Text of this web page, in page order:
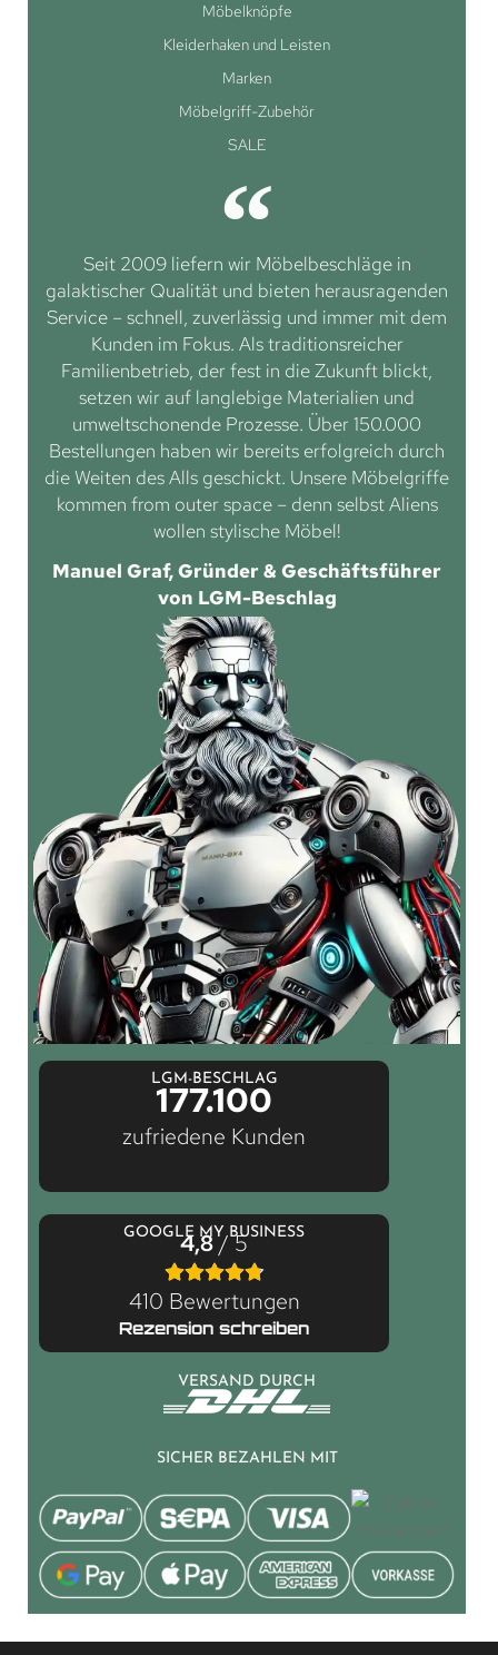
Möbelknöpfe
Kleiderhaken und Leisten
Marken
Möbelgriff-Zubehör
SALE
Seit 2009 liefern wir Möbelbeschläge in
galaktischer Qualität und bieten herausragenden
Service – schnell, zuverlässig und immer mit dem
Kunden im Fokus. Als traditionsreicher
Familienbetrieb, der fest in die Zukunft blickt,
setzen wir auf langlebige Materialien und
umweltschonende Prozesse. Über 150.000
Bestellungen haben wir bereits erfolgreich durch
die Weiten des Alls geschickt. Unsere Möbelgriffe
kommen from outer space – denn selbst Aliens
wollen stylische Möbel!
Manuel Graf, Gründer & Geschäftsführer
von LGM-Beschlag
LGM-BESCHLAG
177.100
zufriedene Kunden
GOOGLE MY BUSINESS
4,8/ 5
410 Bewertungen
Rezension schreiben
VERSAND DURCH
SICHER BEZAHLEN MIT